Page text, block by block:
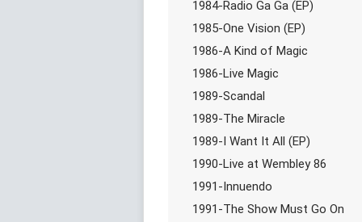
1984-Radio Ga Ga (EP)
1985-One Vision (EP)
1986-A Kind of Magic
1986-Live Magic
1989-Scandal
1989-The Miracle
1989-I Want It All (EP)
1990-Live at Wembley 86
1991-Innuendo
1991-The Show Must Go On